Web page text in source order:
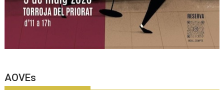
AOVEs